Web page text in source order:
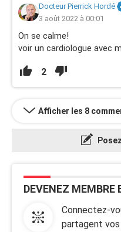
Docteur Pierrick Hordé
3 août 2022 à 00:01
On se calme!
voir un cardiologue avec
2
Afficher les 8
DEVENEZ MEMBRE
Connectez-
partagent